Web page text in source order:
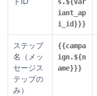
iant_ap
i_id}}}
ステップ
名（メッ
セージス
テップの
み）
{{campa
ign.${n
ame}}}